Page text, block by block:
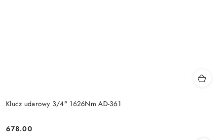
Klucz udarowy 3/4" 1626Nm AD-361
Cena:
678.00